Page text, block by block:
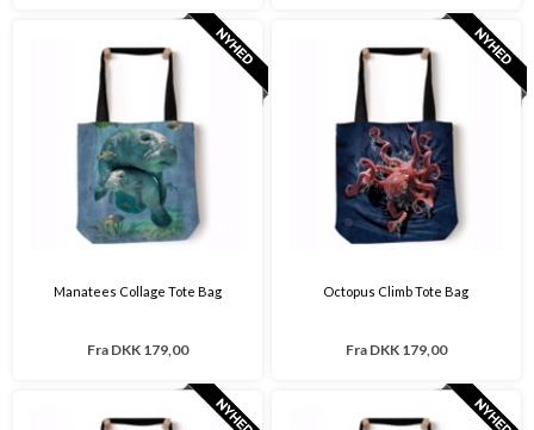
Manatees Collage Tote Bag
Fra DKK 179,00
Octopus Climb Tote Bag
Fra DKK 179,00